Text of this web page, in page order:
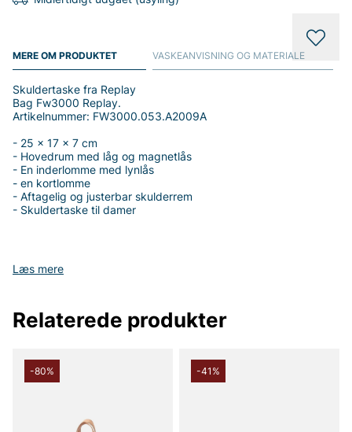
MERE OM PRODUKTET
Læs mere
Skuldertaske fra Replay
Bag Fw3000 Replay.
Artikelnummer: FW3000.053.A2009A
- 25 x 17 x 7 cm
- Hovedrum med låg og magnetlås
- En inderlomme med lynlås
- en kortlomme
- Aftagelig og justerbar skulderrem
- Skuldertaske til damer
Tak fordi du handler i vores webshop. Besøg også vores butik i
VASKEANVISNING OG MATERIALE
Relaterede produkter
-80% -41%